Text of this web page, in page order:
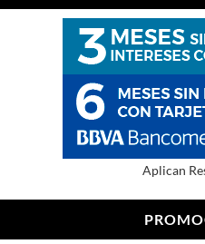
Aplican